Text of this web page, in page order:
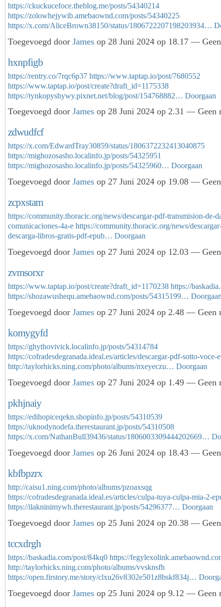
https://ckuckucefoce.theblog.me/posts/54340214
https://zolowhejywib.amebaownd.com/posts/54340225
https://x.com/AliceBrown38150/status/1806722207198203934…
Toegevoegd door James op 28 Juni 2024 op 18.17 —
hxnpfigb
https://rentry.co/7rqc6p37 https://www.taptap.io/post/7680552
https://www.taptap.io/post/create?draft_id=1175338
https://tynkopyshywy.pixnet.net/blog/post/154768882… Doorgaan
Toegevoegd door James op 28 Juni 2024 op 2.31 — Geen
zdwudfcf
https://x.com/EdwardTray30859/status/1806372232413040875
https://mighozosasho.localinfo.jp/posts/54325951
https://mighozosasho.localinfo.jp/posts/54325960… Doorgaan
Toegevoegd door James op 27 Juni 2024 op 19.08 —
zcpxstam
https://community.thoracic.org/news/descargar-pdf-transmision-de-
comunicaciones-4a-e https://community.thoracic.org/news/
descarga-libros-gratis-pdf-epub… Doorgaan
Toegevoegd door James op 27 Juni 2024 op 12.03 —
zvmsorxr
https://www.taptap.io/post/create?draft_id=1170238 https://
https://shozawushequ.amebaownd.com/posts/54315199…
Toegevoegd door James op 27 Juni 2024 op 2.48 — Geen
komygyfd
https://ghythovivick.localinfo.jp/posts/54314784
https://cofradesdegranada.ideal.es/articles/descargar-pdf-sotto-voce-
http://taylorhicks.ning.com/photo/albums/nxeyeczu… Doorgaan
Toegevoegd door James op 27 Juni 2024 op 1.49 — Geen
pkhjnaiy
https://edihopiceqekn.shopinfo.jp/posts/54310539
https://uknodynodefa.therestaurant.jp/posts/54310508
https://x.com/NathanBull39436/status/1806003309444202669…
Toegevoegd door James op 26 Juni 2024 op 18.43 —
kbfbpzrx
http://caisu1.ning.com/photo/albums/pzoaxsqg
https://cofradesdegranada.ideal.es/articles/culpa-tuya-culpa-mia-2-
https://ilakninimywh.therestaurant.jp/posts/54296377… Doorgaan
Toegevoegd door James op 25 Juni 2024 op 20.38 —
tccxdrgh
https://baskadia.com/post/84kq0 https://
http://taylorhicks.ning.com/photo/albums/vvsknsfh
https://open.firstory.me/story/clxu26v8302e501z8bskf834j…
Toegevoegd door James op 25 Juni 2024 op 9.12 — Geen